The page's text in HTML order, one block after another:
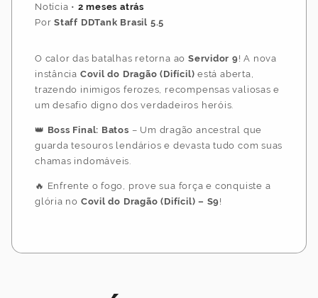
Notícia • 2 meses atrás
PorStaff DDTank Brasil 5.5
O calor das batalhas retorna ao Servidor 9! A nova
instância Covil do Dragão (Difícil) está aberta,
trazendo inimigos ferozes, recompensas valiosas e
um desafio digno dos verdadeiros heróis.
👑 Boss Final: Batos – Um dragão ancestral que
guarda tesouros lendários e devasta tudo com suas
chamas indomáveis.
🔥 Enfrente o fogo, prove sua força e conquiste a
glória no Covil do Dragão (Difícil) – S9!